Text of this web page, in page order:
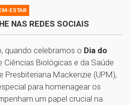
ESTAR
NAS REDES SOCIAIS
quando celebramos o Dia do
Ciências Biológicas e da Saúde
Presbiteriana Mackenzie (UPM),
para homenagear os
um papel crucial na